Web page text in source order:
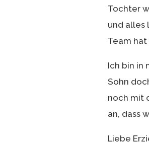
Tochter
und alles
Team
Ich bin in
Sohn
noch mit
an, dass
Liebe